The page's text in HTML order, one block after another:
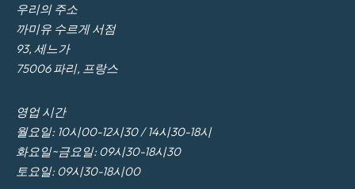
우리의 주소
까미유 수르게 서점
93, 세느가
75006 파리, 프랑스
영업 시간
월요일: 10시00-12시30 / 14시30-18시
화요일~금요일: 09시30-18시30
토요일: 09시30-18시00